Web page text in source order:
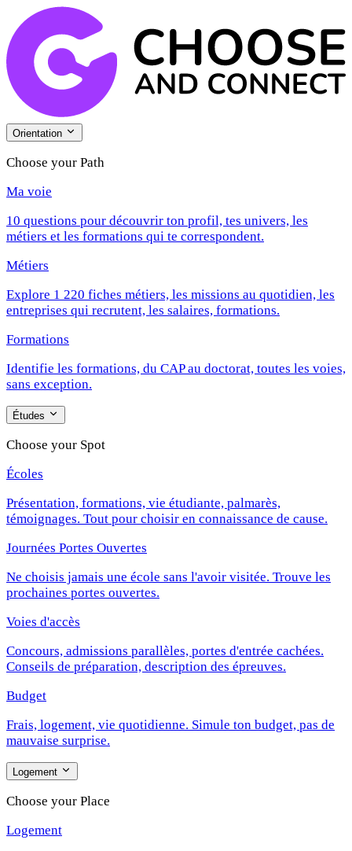
Orientation
Choose your Path
Ma voie
10 questions pour découvrir ton profil, tes univers, les
métiers et les formations qui te correspondent.
Métiers
Explore 1 220 fiches métiers, les missions au quotidien, les
entreprises qui recrutent, les salaires, formations.
Formations
Identifie les formations, du CAP au doctorat, toutes les voies,
sans exception.
Études
Choose your Spot
Écoles
Présentation, formations, vie étudiante, palmarès,
témoignages. Tout pour choisir en connaissance de cause.
Journées Portes Ouvertes
Ne choisis jamais une école sans l'avoir visitée. Trouve les
prochaines portes ouvertes.
Voies d'accès
Concours, admissions parallèles, portes d'entrée cachées.
Conseils de préparation, description des épreuves.
Budget
Frais, logement, vie quotidienne. Simule ton budget, pas de
mauvaise surprise.
Logement
Choose your Place
Logement